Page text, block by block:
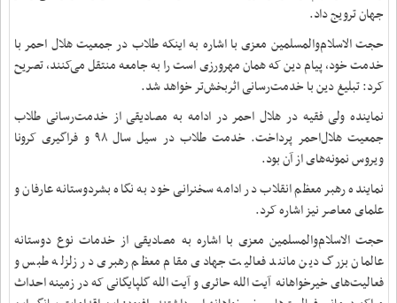
جهان ترویج داد.
حجت الاسلام‌والمسلمین معزی با اشاره به اینکه طلاب در جمعیت هلال احمر با
خدمت خود، پیام دین که همان مهرورزی است را به جامعه منتقل می‌کنند، تصریح
کرد: تبلیغ دین با خدمت‌رسانی اثربخش‌تر خواهد شد.
نماینده ولی فقیه در هلال احمر در ادامه به مصادیقی از خدمت‌رسانی طلاب
جمعیت هلال‌احمر پرداخت. خدمت طلاب در سیل سال ۹۸ و فراگیری کرونا‌
ویروس نمونه‌های از آن بود.
نماینده رهبر معظم انقلاب در ادامه سخنرانی خود به نگاه بشردوستانه عارفان و
علمای معاصر نیز اشاره کرد.
حجت الاسلام‌والمسلمین معزی با اشاره به مصادیقی از خدمات نوع دوستانه
عالمان بزرگ دین مانند فعالیت جهادی مقام معظم رهبری در زلزله طبس و
فعالیت‌های خیرخواهانه آیت الله حائری و آیت الله گلپایگانی که در زمینه احداث